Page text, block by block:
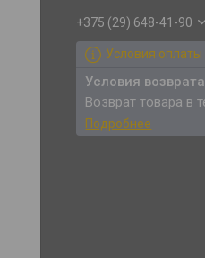
+375 (29) 648-41-90
Условия оплаты
возврат товара в
Подробнее